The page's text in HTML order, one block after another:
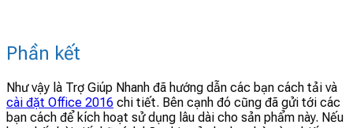
Phần kết
Như vậy là Trợ Giúp Nhanh đã hướng dẫn các bạn cách tải và
cài đặt Office 2016 chi tiết. Bên cạnh đó cũng đã gửi tới các
bạn cách để kích hoạt sử dụng lâu dài cho sản phẩm này. Nếu